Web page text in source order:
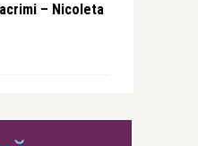
– Nicoleta